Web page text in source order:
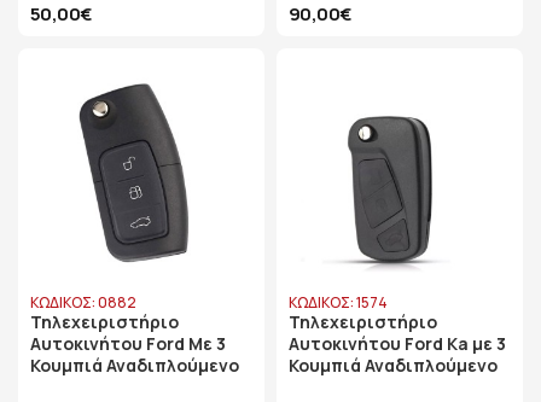
50,00€ 90,00€
ΚΩΔΙΚΟΣ: 0882
Τηλεχειριστήριο
Αυτοκινήτου Ford Με 3
Κουμπιά Αναδιπλούμενο
ΚΩΔΙΚΟΣ: 1574
Τηλεχειριστήριο
Αυτοκινήτου Ford Ka με 3
Κουμπιά Αναδιπλούμενο